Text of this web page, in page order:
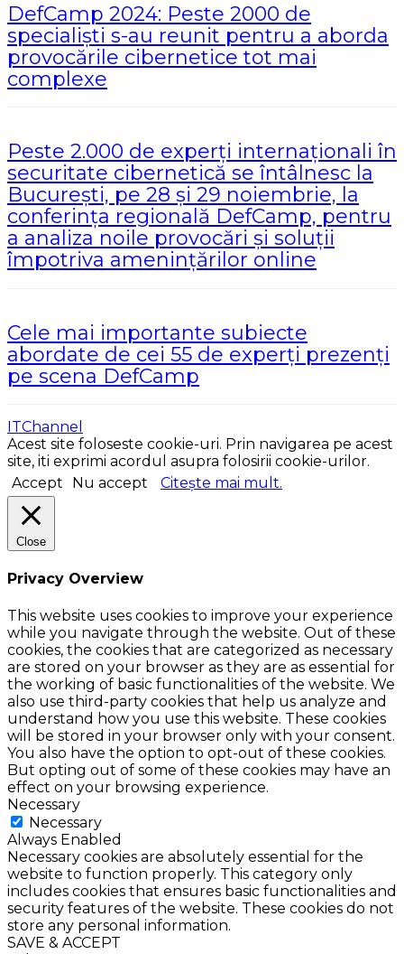
DefCamp 2024: Peste 2000 de
specialiști s-au reunit pentru a aborda
provocările cibernetice tot mai
complexe
Peste 2.000 de experți internaționali în
securitate cibernetică se întâlnesc la
București, pe 28 și 29 noiembrie, la
conferința regională DefCamp, pentru
a analiza noile provocări și soluții
împotriva amenințărilor online
Cele mai importante subiecte
abordate de cei 55 de experți prezenți
pe scena DefCamp
ITChannel
Acest site foloseste cookie-uri. Prin navigarea pe acest
site, iti exprimi acordul asupra folosirii cookie-urilor.
Accept
Nu accept Citește mai mult.
Close
Privacy Overview
This website uses cookies to improve your experience
while you navigate through the website. Out of these
cookies, the cookies that are categorized as necessary
are stored on your browser as they are as essential for
the working of basic functionalities of the website. We
also use third-party cookies that help us analyze and
understand how you use this website. These cookies
will be stored in your browser only with your consent.
You also have the option to opt-out of these cookies.
But opting out of some of these cookies may have an
effect on your browsing experience.
Necessary
Necessary
Always Enabled
Necessary cookies are absolutely essential for the
website to function properly. This category only
includes cookies that ensures basic functionalities and
security features of the website. These cookies do not
store any personal information.
SAVE & ACCEPT